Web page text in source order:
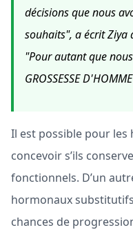
décisions que nous
souhaits", a écrit Ziya
"Pour autant que
GROSSESSE
Il est possible pour
concevoir s’ils
fonctionnels. D’un
hormonaux
chances de